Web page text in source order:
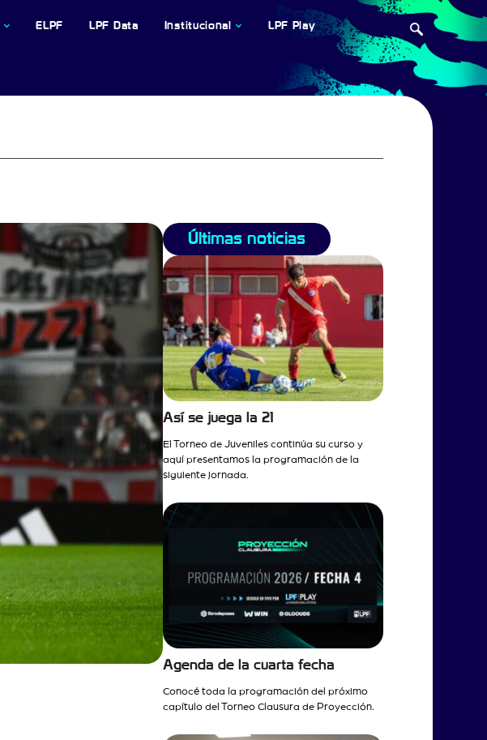
ELPF LPF Data Institucional LPF Play
Últimas noticias
Así se juega la 21
El Torneo de Juveniles continúa su curso y
aquí presentamos la programación de la
siguiente jornada.
Agenda de la cuarta fecha
Conocé toda la programación del próximo
capítulo del Torneo Clausura de Proyección.